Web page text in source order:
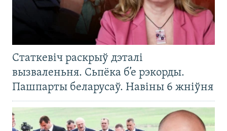
Статкевіч раскрыў дэталі
вызваленьня. Сьпёка б’е рэкорды.
Пашпарты беларусаў. Навіны 6 жніўня